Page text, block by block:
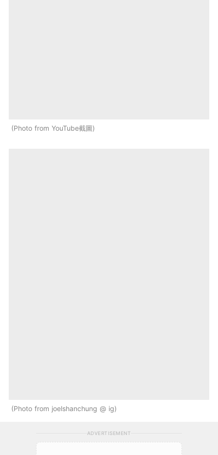
Photo from YouTube截圖
Photo from joelshanchung @ ig
ADVERTISEMENT